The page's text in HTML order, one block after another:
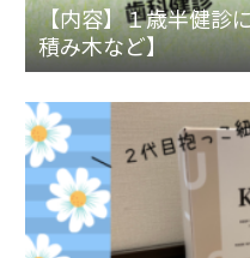
【内容】１歳半健診
積み木など】